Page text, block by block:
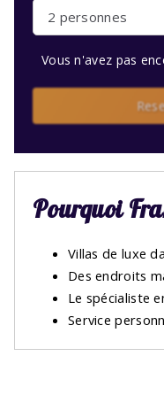
2 personnes
Vous n'avez pas
Pourquoi
Villas de luxe
Des endroits
Le spécialiste
Service